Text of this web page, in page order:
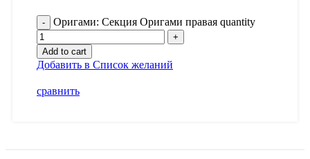
Оригами: Секция Оригами правая quantity
Add to cart
Добавить в Список желаний
сравнить